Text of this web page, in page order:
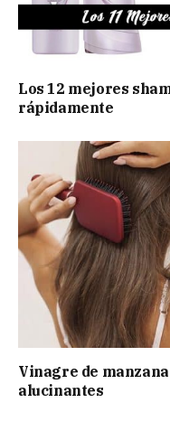
Los 12 mejores
rápidamente
Vinagre de
alucinantes